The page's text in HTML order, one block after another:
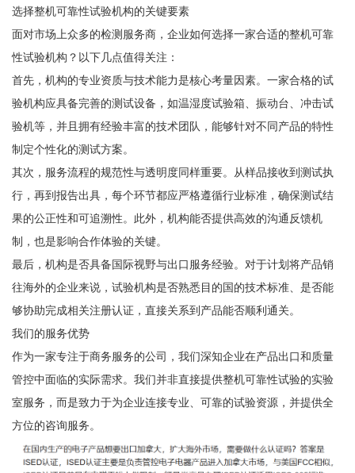
选择整机可靠性试验机构的关键要素
面对市场上众多的检测服务商，企业如何选择一家合适的整机可靠
性试验机构？以下几点值得关注：
首先，机构的专业资质与技术能力是核心考量因素。一家合格的试
验机构应具备完善的测试设备，如温湿度试验箱、振动台、冲击试
验机等，并且拥有经验丰富的技术团队，能够针对不同产品的特性
制定个性化的测试方案。
其次，服务流程的规范性与透明度同样重要。从样品接收到测试执
行，再到报告出具，每个环节都应严格遵循行业标准，确保测试结
果的公正性和可追溯性。此外，机构能否提供高效的沟通反馈机
制，也是影响合作体验的关键。
最后，机构是否具备国际视野与出口服务经验。对于计划将产品销
往海外的企业来说，试验机构是否熟悉目的国的技术标准、是否能
够协助完成相关注册认证，直接关系到产品能否顺利通关。
我们的服务优势
作为一家专注于商务服务的公司，我们深知企业在产品出口和质量
管控中面临的实际需求。我们并非直接提供整机可靠性试验的实验
室服务，而是致力于为企业连接专业、可靠的试验资源，并提供全
方位的咨询服务。